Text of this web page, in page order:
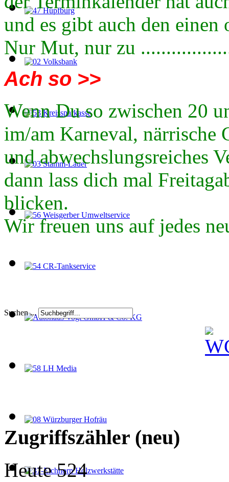
und es gibt auch den einen
Nur Mut, nur zu
Ach so >>
Wenn Du so zwischen 20
im/am Karneval, närrische
und abwechslungsreiches
dann lass dich mal
blicken.
Wir freuen uns auf jedes
Suchen ...
Zugriffszähler (neu)
Heute524